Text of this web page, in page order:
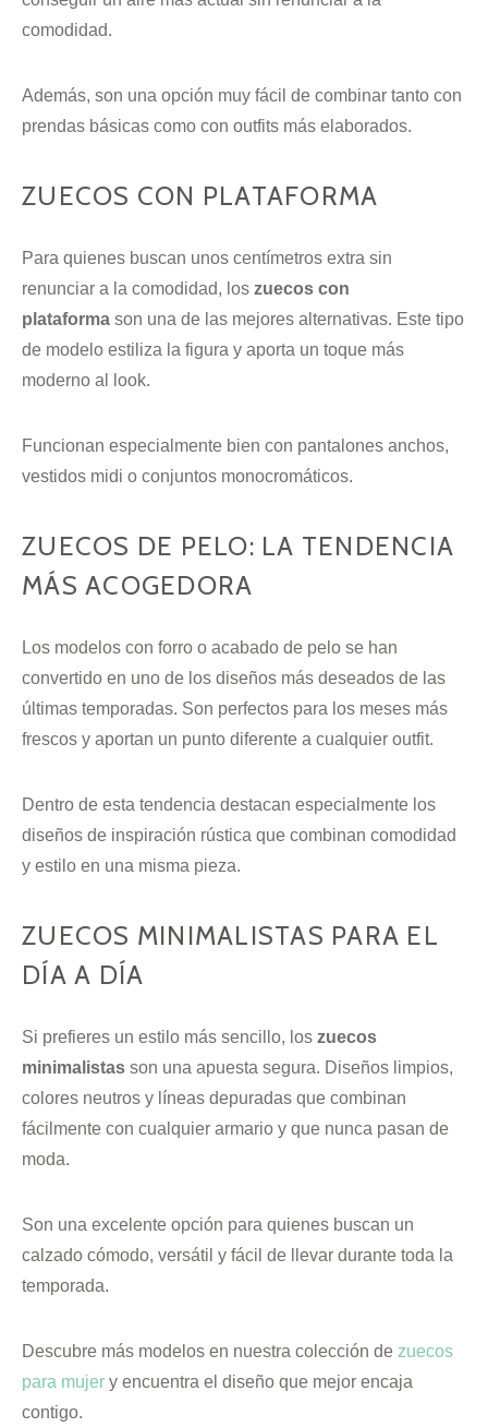
comodidad.
Además, son una opción muy fácil de combinar tanto con
prendas básicas como con outfits más elaborados.
ZUECOS CON PLATAFORMA
Para quienes buscan unos centímetros extra sin
renunciar a la comodidad, los zuecos con
plataforma son una de las mejores alternativas. Este tipo
de modelo estiliza la figura y aporta un toque más
moderno al look.
Funcionan especialmente bien con pantalones anchos,
vestidos midi o conjuntos monocromáticos.
ZUECOS DE PELO: LA TENDENCIA
MÁS ACOGEDORA
Los modelos con forro o acabado de pelo se han
convertido en uno de los diseños más deseados de las
últimas temporadas. Son perfectos para los meses más
frescos y aportan un punto diferente a cualquier outfit.
Dentro de esta tendencia destacan especialmente los
diseños de inspiración rústica que combinan comodidad
y estilo en una misma pieza.
ZUECOS MINIMALISTAS PARA EL
DÍA A DÍA
Si prefieres un estilo más sencillo, los zuecos
minimalistas son una apuesta segura. Diseños limpios,
colores neutros y líneas depuradas que combinan
fácilmente con cualquier armario y que nunca pasan de
moda.
Son una excelente opción para quienes buscan un
calzado cómodo, versátil y fácil de llevar durante toda la
temporada.
Descubre más modelos en nuestra colección de zuecos
para mujer y encuentra el diseño que mejor encaja
contigo.